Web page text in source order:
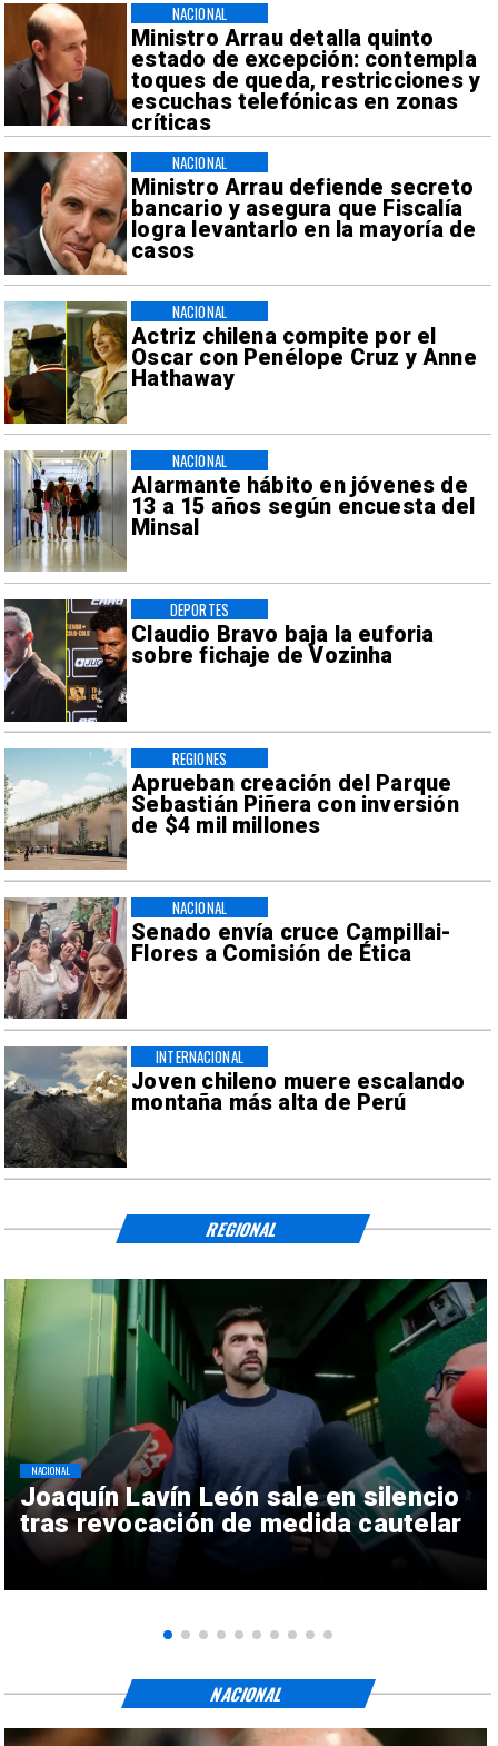
Ministro Arrau detalla quinto
estado de excepción: contempla
toques de queda, restricciones y
escuchas telefónicas en zonas
críticas
NACIONAL
Ministro Arrau defiende secreto
bancario y asegura que Fiscalía
logra levantarlo en la mayoría de
casos
NACIONAL
Actriz chilena compite por el
Oscar con Penélope Cruz y Anne
Hathaway
NACIONAL
Alarmante hábito en jóvenes de
13 a 15 años según encuesta del
Minsal
NACIONAL
Claudio Bravo baja la euforia
sobre fichaje de Vozinha
DEPORTES
Aprueban creación del Parque
Sebastián Piñera con inversión
de $4 mil millones
REGIONES
Senado envía cruce Campillai-
Flores a Comisión de Ética
NACIONAL
Joven chileno muere escalando
montaña más alta de Perú
INTERNACIONAL
Joaquín Lavín León sale en silencio
tras revocación de medida cautelar
NACIONAL
REGIONAL
NACIONAL